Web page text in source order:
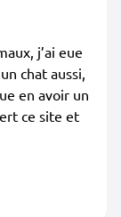
j’ai eue
chat aussi,
en avoir un
ce site et